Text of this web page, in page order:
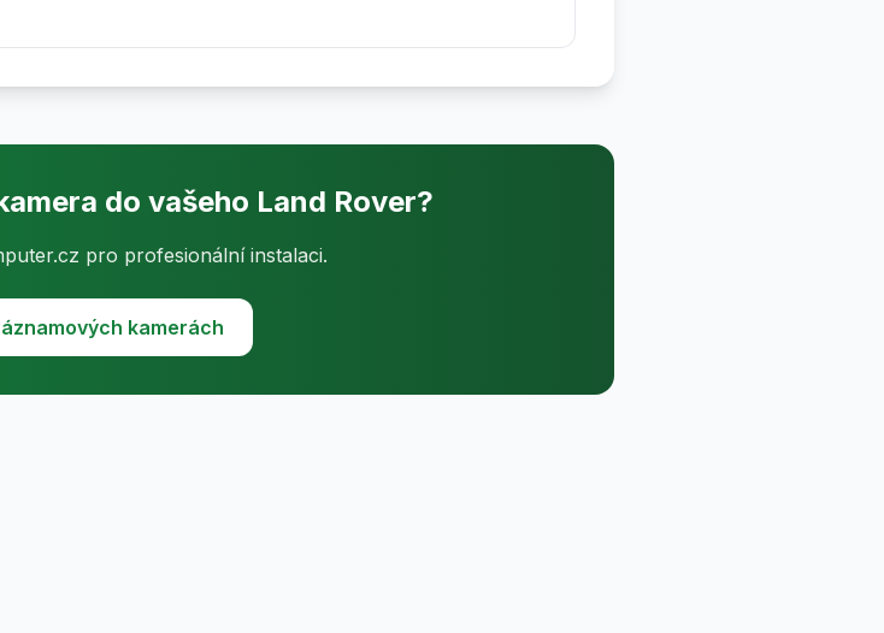
do vašeho Land Rover?
pro profesionální instalaci.
kamerách